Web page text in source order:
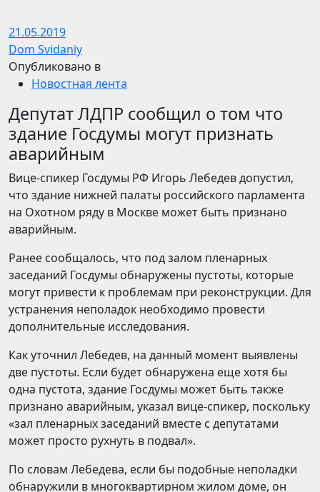
21.05.2019
Dom Svidaniy
Опубликовано в
Новостная лента
Депутат ЛДПР сообщил о том что
здание Госдумы могут признать
аварийным
Вице-спикер Госдумы РФ Игорь Лебедев допустил,
что здание нижней палаты российского парламента
на Охотном ряду в Москве может быть признано
аварийным.
Ранее сообщалось, что под залом пленарных
заседаний Госдумы обнаружены пустоты, которые
могут привести к проблемам при реконструкции. Для
устранения неполадок необходимо провести
дополнительные исследования.
Как уточнил Лебедев, на данный момент выявлены
две пустоты. Если будет обнаружена еще хотя бы
одна пустота, здание Госдумы может быть также
признано аварийным, указал вице-спикер, поскольку
«зал пленарных заседаний вместе с депутатами
может просто рухнуть в подвал».
По словам Лебедева, если бы подобные неполадки
обнаружили в многоквартирном жилом доме, он